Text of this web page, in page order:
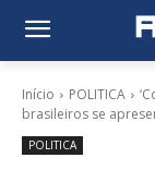
Início POLITICA
brasileiros se
POLITICA